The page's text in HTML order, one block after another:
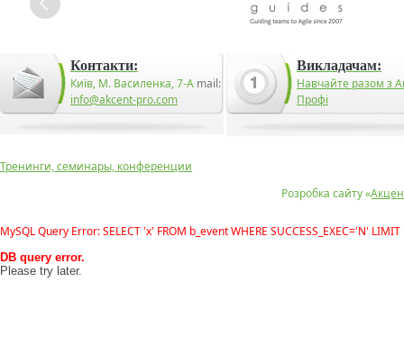
Контакти:
Київ, М. Василенка, 7-А mail:
info@akcent-pro.com
Викладачам:
Навчайте разом з
Профі
Розробка сайту «
Тренинги, семинары, конференции
MySQL Query Error: SELECT 'x' FROM b_event WHERE SUCCESS_EXEC='N' LIMIT
DB query error.
Please try later.